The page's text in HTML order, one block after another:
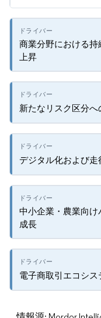
商業分野における
上昇
新たなリスク区分
デジタル化および
中小企業・農業向
成長
電子商取引エコシ